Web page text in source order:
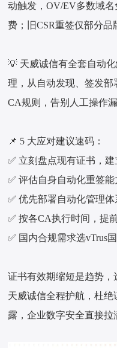
动触发，OV/EV多数域
费；旧CSR重签仅部分品
💡 天威诚信有全套自动
理，从自动发现、签发部
CA规则，告别人工操作
📌 5 大应对建议速码：
✅ 立刻盘点现有证书，建
✅ 评估自身自动化重签能
✅ 优先部署自动化管理
✅ 按各CA执行时间，提
✅ 国内合规需求选vTrus
证书有效期缩短是趋势，
天威诚信全程护航，杜
露，企业数字安全直接拉